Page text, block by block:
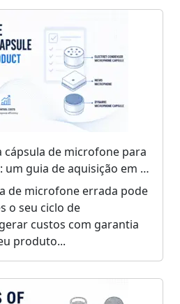
cápsula de microfone para
um guia de aquisição em 5
de microfone errada pode
o seu ciclo de
custos com garantia
produto...